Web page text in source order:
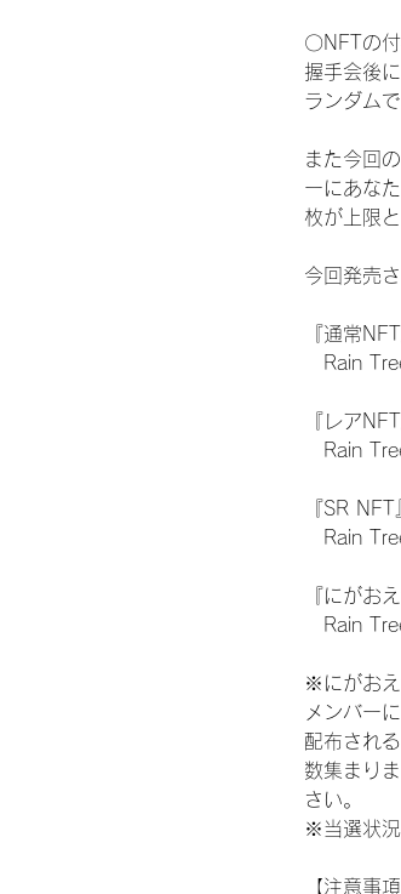
〇NFTの
握手会後
ランダム
また今回
ーにあな
枚が上限
今回発売
『通常NFT
Rain
『レア
Rain
『SR
Rain
『にがお
Rain
※にがおえ
メンバー
配布され
数集まり
さい。
※当選状況
【注意事項